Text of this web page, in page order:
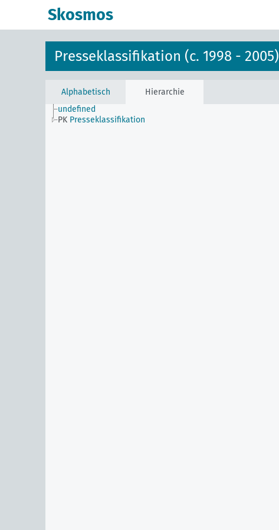
Skosmos
Presseklassifikation (c. 1998 - 2005)
Alphabetisch
Hierarchie
undefined
PK Presseklassifikation